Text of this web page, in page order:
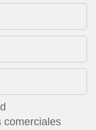
comerciales